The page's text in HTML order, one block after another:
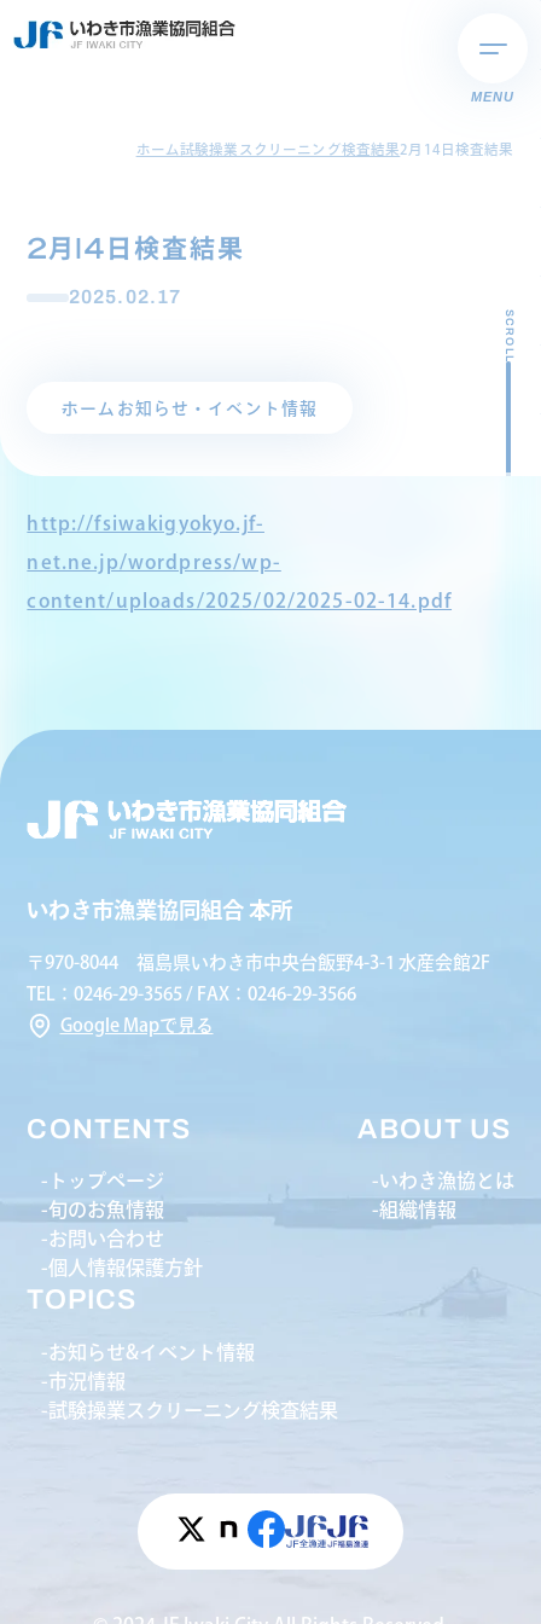
MENU
ホーム試験操業スクリーニング検査結果2月14日検査結果
2月14日検査結果
2025.02.17
ホーム お知らせ・イベント情報
SCROLL
http://fsiwakigyokyo.jf-
net.ne.jp/wordpress/wp-
content/uploads/2025/02/2025-02-14.pdf
いわき市漁業協同組合 本所
〒970-8044 福島県いわき市中央台飯野4-3-1 水産会館2F
TEL：0246-29-3565 / FAX：0246-29-3566
Google Mapで見る
CONTENTS
トップページ
旬のお魚情報
お問い合わせ
個人情報保護方針
ABOUT US
いわき漁協とは
組織情報
TOPICS
お知らせ&イベント情報
市況情報
試験操業スクリーニング検査結果